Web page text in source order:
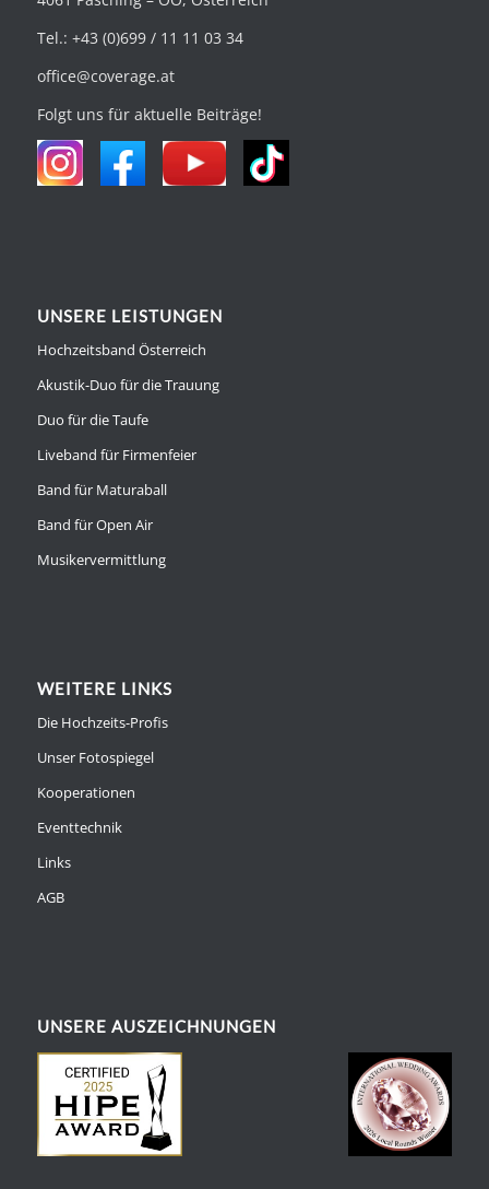
Tel.: +43 (0)699 / 11 11 03 34
office@coverage.at
Folgt uns für aktuelle Beiträge!
UNSERE LEISTUNGEN
Hochzeitsband Österreich
Akustik-Duo für die Trauung
Duo für die Taufe
Liveband für Firmenfeier
Band für Maturaball
Band für Open Air
Musikervermittlung
WEITERE LINKS
Die Hochzeits-Profis
Unser Fotospiegel
Kooperationen
Eventtechnik
Links
AGB
UNSERE AUSZEICHNUNGEN